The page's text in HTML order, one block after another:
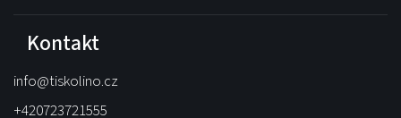
Kontakt
info@tiskolino.cz
+420723721555